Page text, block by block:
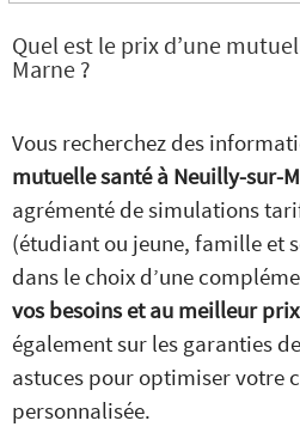
Quel est le prix d’une
Marne ?
Vous recherchez des
mutuelle santé à Neuilly-sur-
agrémenté de simulations
(étudiant ou jeune, famille et
dans le choix d’une
vos besoins et au meilleur prix
également sur les garanties
astuces pour optimiser votre
personnalisée.